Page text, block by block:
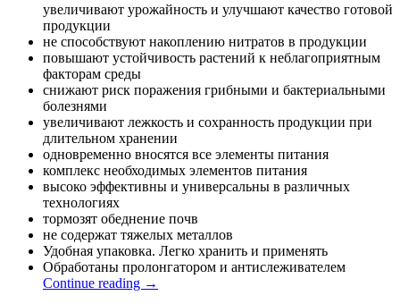
увеличивают урожайность и улучшают качество готовой
продукции
не способствуют накоплению нитратов в продукции
повышают устойчивость растений к неблагоприятным
факторам среды
снижают риск поражения грибными и бактериальными
болезнями
увеличивают лежкость и сохранность продукции при
длительном хранении
одновременно вносятся все элементы питания
комплекс необходимых элементов питания
высоко эффективны и универсальны в различных
технологиях
тормозят обеднение почв
не содержат тяжелых металлов
Удобная упаковка. Легко хранить и применять
Обработаны пролонгатором и антислеживателем
Continue reading →